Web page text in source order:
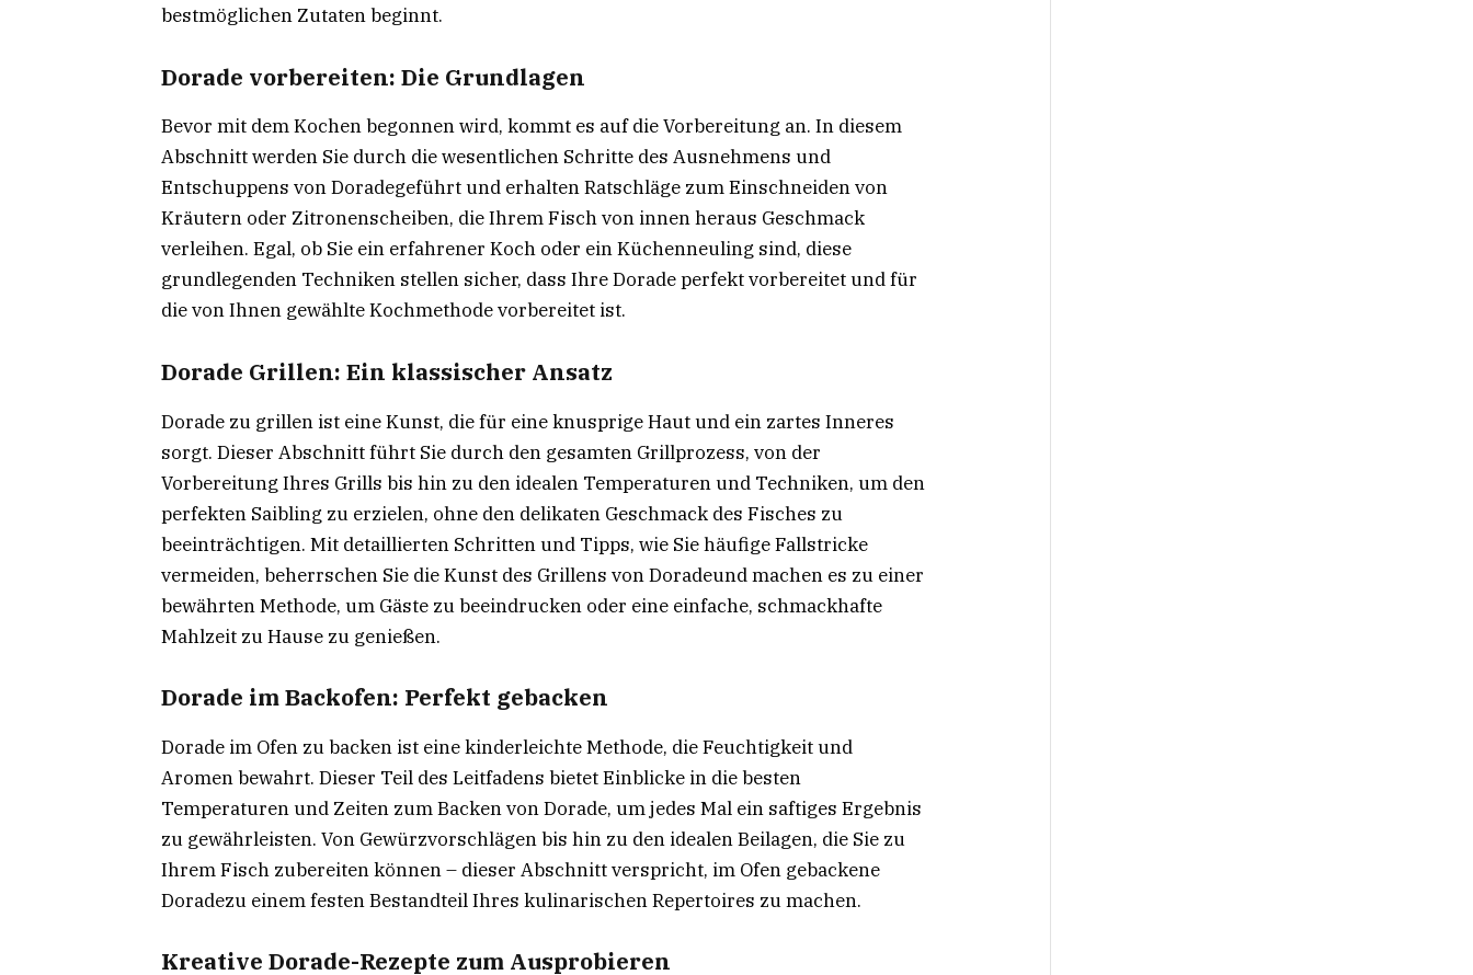
bestmöglichen Zutaten beginnt.
Dorade vorbereiten: Die Grundlagen
Bevor mit dem Kochen begonnen wird, kommt es auf die Vorbereitung an. In diesem
Abschnitt werden Sie durch die wesentlichen Schritte des Ausnehmens und
Entschuppens von Doradegeführt und erhalten Ratschläge zum Einschneiden von
Kräutern oder Zitronenscheiben, die Ihrem Fisch von innen heraus Geschmack
verleihen. Egal, ob Sie ein erfahrener Koch oder ein Küchenneuling sind, diese
grundlegenden Techniken stellen sicher, dass Ihre Dorade perfekt vorbereitet und für
die von Ihnen gewählte Kochmethode vorbereitet ist.
Dorade Grillen: Ein klassischer Ansatz
Dorade zu grillen ist eine Kunst, die für eine knusprige Haut und ein zartes Inneres
sorgt. Dieser Abschnitt führt Sie durch den gesamten Grillprozess, von der
Vorbereitung Ihres Grills bis hin zu den idealen Temperaturen und Techniken, um den
perfekten Saibling zu erzielen, ohne den delikaten Geschmack des Fisches zu
beeinträchtigen. Mit detaillierten Schritten und Tipps, wie Sie häufige Fallstricke
vermeiden, beherrschen Sie die Kunst des Grillens von Doradeund machen es zu einer
bewährten Methode, um Gäste zu beeindrucken oder eine einfache, schmackhafte
Mahlzeit zu Hause zu genießen.
Dorade im Backofen: Perfekt gebacken
Dorade im Ofen zu backen ist eine kinderleichte Methode, die Feuchtigkeit und
Aromen bewahrt. Dieser Teil des Leitfadens bietet Einblicke in die besten
Temperaturen und Zeiten zum Backen von Dorade, um jedes Mal ein saftiges Ergebnis
zu gewährleisten. Von Gewürzvorschlägen bis hin zu den idealen Beilagen, die Sie zu
Ihrem Fisch zubereiten können – dieser Abschnitt verspricht, im Ofen gebackene
Doradezu einem festen Bestandteil Ihres kulinarischen Repertoires zu machen.
Kreative Dorade-Rezepte zum Ausprobieren